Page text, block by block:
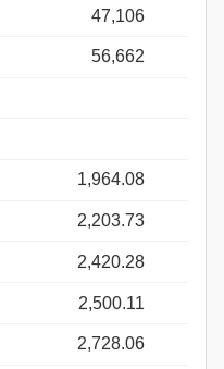
47,106
56,662
1,964.08
2,203.73
2,420.28
2,500.11
2,728.06